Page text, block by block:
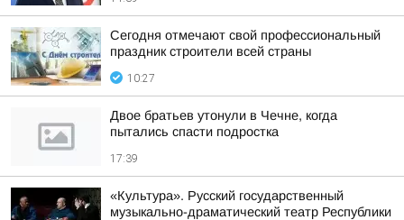
Сегодня отмечают свой профессиональный
праздник строители всей страны
10:27
Двое братьев утонули в Чечне, когда
пытались спасти подростка
17:39
«Культура». Русский государственный
музыкально-драматический театр Республики